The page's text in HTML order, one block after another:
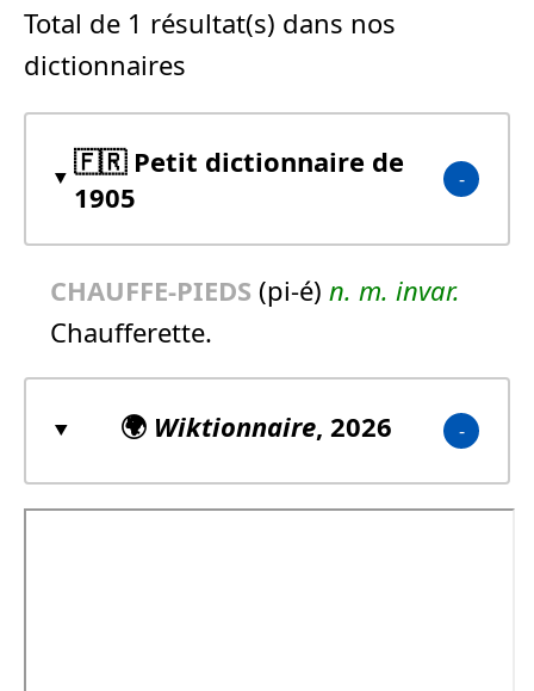
Total de 1 résultat(s) dans nos
dictionnaires
🇫🇷 Petit dictionnaire de
1905
CHAUFFE-PIEDS (pi-é) n. m. invar.
Chaufferette.
🌍 Wiktionnaire, 2026